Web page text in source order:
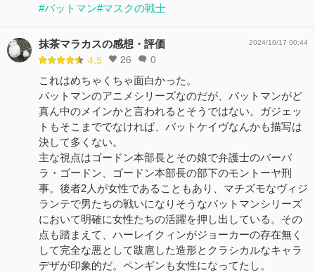
#バットマン#マスクの戦士
抹茶マラカスの感想・評価
4.5 26 0
2024/10/17 00:44
これはめちゃくちゃ面白かった。
バットマンのアニメシリーズなのだが、バットマンがど
真ん中のメインかと言われるとそうではない。ガジェッ
トもそこまででなければ、バットケイヴなんかも描写は
決して多くない。
主な視点はゴードン本部長とその娘で弁護士のバーバ
ラ・ゴードン、ゴードン本部長の部下のモントーヤ刑
事。後者2人が女性であることもあり、マチズモなヴィジ
ランテで男たちの戦いになりそうなバットマンシリーズ
において明確に女性たちの活躍を押し出している。その
点も踏まえて、ハーレイクィンがジョーカーの存在無く
して完全な悪として跋扈した造形とクラシカルなキャラ
デザが印象的だ。ペンギンも女性になってたし。